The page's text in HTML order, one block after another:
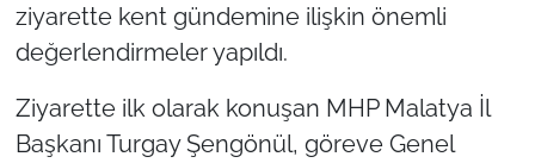
ziyarette kent gündemine ilişkin önemli
değerlendirmeler yapıldı.
Ziyarette ilk olarak konuşan MHP Malatya İl
Başkanı Turgay Şengönül, göreve Genel